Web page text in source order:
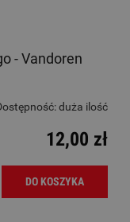
- Vandoren
duża ilość
12,00 zł
DO KOSZYKA